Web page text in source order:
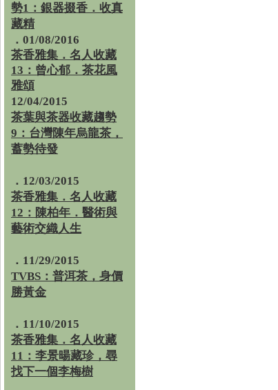
勢1：銀器掇香．收真
藏精
．01/08/2016
茶香雅集 ． 名人收藏
13：曾心郁．茶花風
雅頌
12/04/2015
茶葉與茶器收藏趨勢
9：台灣陳年烏龍茶，
蓄勢待發
．12/03/2015
茶香雅集．名人收藏
12：陳柏年．醫術與
藝術交織人生
．11/29/2015
TVBS：普洱茶，身價
勝黃金
．11/10/2015
茶香雅集．名人收藏
11：李景暘藏珍，尋
找下一個李梅樹